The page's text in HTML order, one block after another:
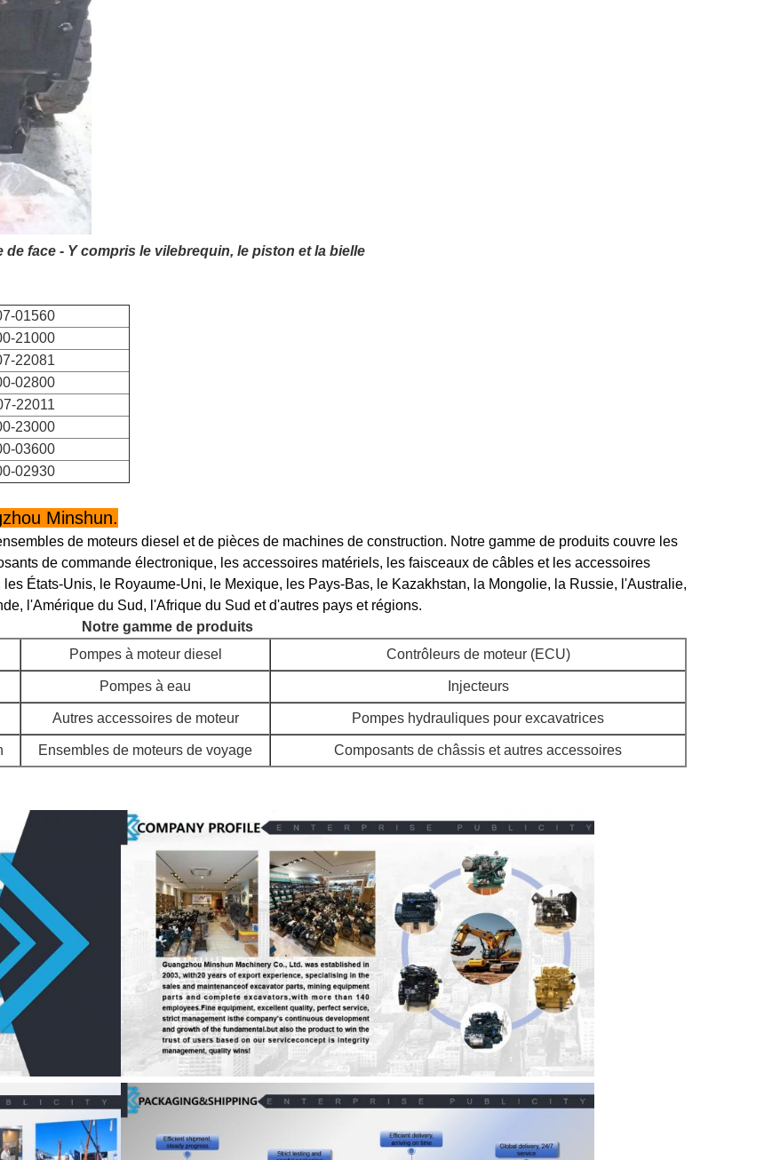
face - Y compris le vilebrequin, le piston et la bielle
01560
21000
22081
02800
22011
23000
03600
02930
Minshun.
de moteurs diesel et de pièces de machines de construction. Notre gamme de produits couvre les
de commande électronique, les accessoires matériels, les faisceaux de câbles et les accessoires
États-Unis, le Royaume-Uni, le Mexique, les Pays-Bas, le Kazakhstan, la Mongolie, la Russie, l'Australie,
l'Amérique du Sud, l'Afrique du Sud et d'autres pays et régions.
Notre gamme de produits
Pompes à moteur diesel Contrôleurs de moteur (ECU)
Pompes à eau Injecteurs
Autres accessoires de moteur Pompes hydrauliques pour excavatrices
Ensembles de moteurs de voyage Composants de châssis et autres accessoires